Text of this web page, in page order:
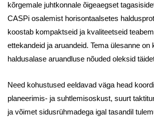
kõrgemale juhtkonnale õigeaegset
CASPi osalemist horisontaalsetes
koostab kompaktseid ja kvaliteetseid
ettekandeid ja aruandeid. Tema ülesanne on
haldusalase aruandluse nõuded oleksid
Need kohustused eeldavad väga head
planeerimis- ja suhtlemisoskust, suurt
ja võimet sidusrühmadega igal tasandil